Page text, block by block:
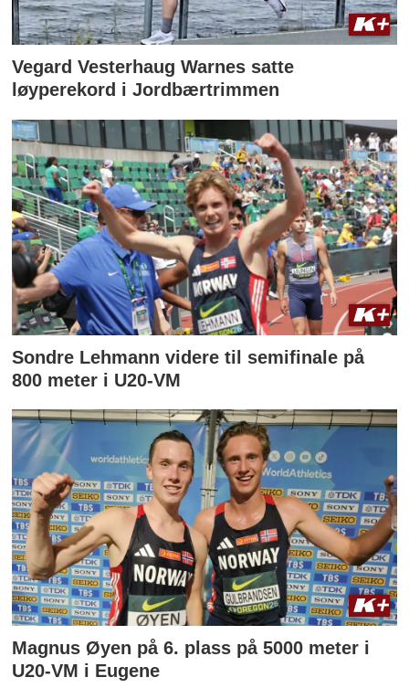
Vegard Vesterhaug Warnes satte
løyperekord i Jordbærtrimmen
Sondre Lehmann videre til semifinale på
800 meter i U20-VM
Magnus Øyen på 6. plass på 5000 meter i
U20-VM i Eugene